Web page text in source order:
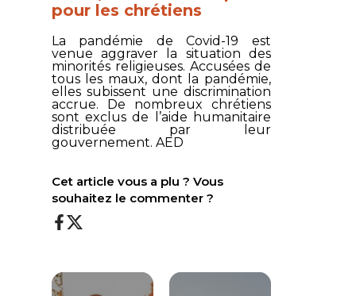
pour les chrétiens
La pandémie de Covid-19 est
venue aggraver la situation des
minorités religieuses. Accusées de
tous les maux, dont la pandémie,
elles subissent une discrimination
accrue. De nombreux chrétiens
sont exclus de l’aide humanitaire
distribuée par leur
gouvernement. AED
Cet article vous a plu ? Vous
souhaitez le commenter ?